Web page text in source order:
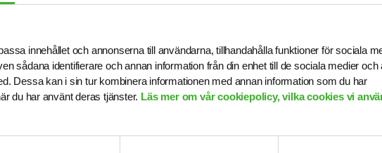
innehållet och annonserna till användarna, tillhandahålla funktioner för sociala
sådana identifierare och annan information från din enhet till de sociala medier och
Dessa kan i sin tur kombinera informationen med annan information som du har
du har använt deras tjänster. Läs mer om vår cookiepolicy, vilka cookies vi
samt rapportering till vd, styrelse och externa intressenter
har erfarenhet från en tillståndspliktig verksamhet, särskilt
ser också att du har en akademisk examen samt flerårig
strategisk nivå.